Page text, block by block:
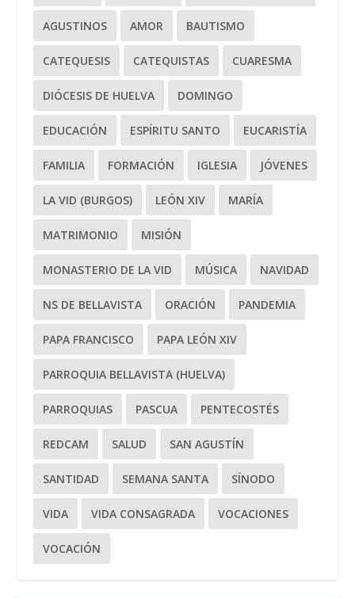
AGUSTINOS AMOR BAUTISMO
CATEQUESIS CATEQUISTAS CUARESMA
DIÓCESIS DE HUELVA DOMINGO
EDUCACIÓN ESPÍRITU SANTO EUCARISTÍA
FAMILIA FORMACIÓN IGLESIA JÓVENES
LA VID (BURGOS) LEÓN XIV MARÍA
MATRIMONIO MISIÓN
MONASTERIO DE LA VID MÚSICA NAVIDAD
NS DE BELLAVISTA ORACIÓN PANDEMIA
PAPA FRANCISCO PAPA LEÓN XIV
PARROQUIA BELLAVISTA (HUELVA)
PARROQUIAS PASCUA PENTECOSTÉS
REDCAM SALUD SAN AGUSTÍN
SANTIDAD SEMANA SANTA SÍNODO
VIDA VIDA CONSAGRADA VOCACIONES
VOCACIÓN